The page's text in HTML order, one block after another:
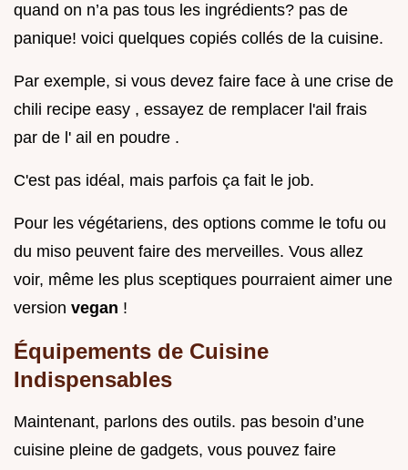
quand on n’a pas tous les ingrédients? pas de
panique! voici quelques copiés collés de la cuisine.
Par exemple, si vous devez faire face à une crise de
chili recipe easy , essayez de remplacer l'ail frais
par de l' ail en poudre .
C'est pas idéal, mais parfois ça fait le job.
Pour les végétariens, des options comme le tofu ou
du miso peuvent faire des merveilles. Vous allez
voir, même les plus sceptiques pourraient aimer une
version vegan !
Équipements de Cuisine
Indispensables
Maintenant, parlons des outils. pas besoin d’une
cuisine pleine de gadgets, vous pouvez faire